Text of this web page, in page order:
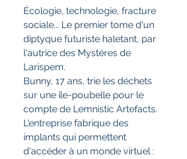
Écologie, technologie, fracture
sociale... Le premier tome d'un
diptyque futuriste haletant, par
l'autrice des Mystères de
Larispem.
Bunny, 17 ans, trie les déchets
sur une île-poubelle pour le
compte de Lemnistic Artefacts.
L'entreprise fabrique des
implants qui permettent
d'accéder à un monde virtuel :